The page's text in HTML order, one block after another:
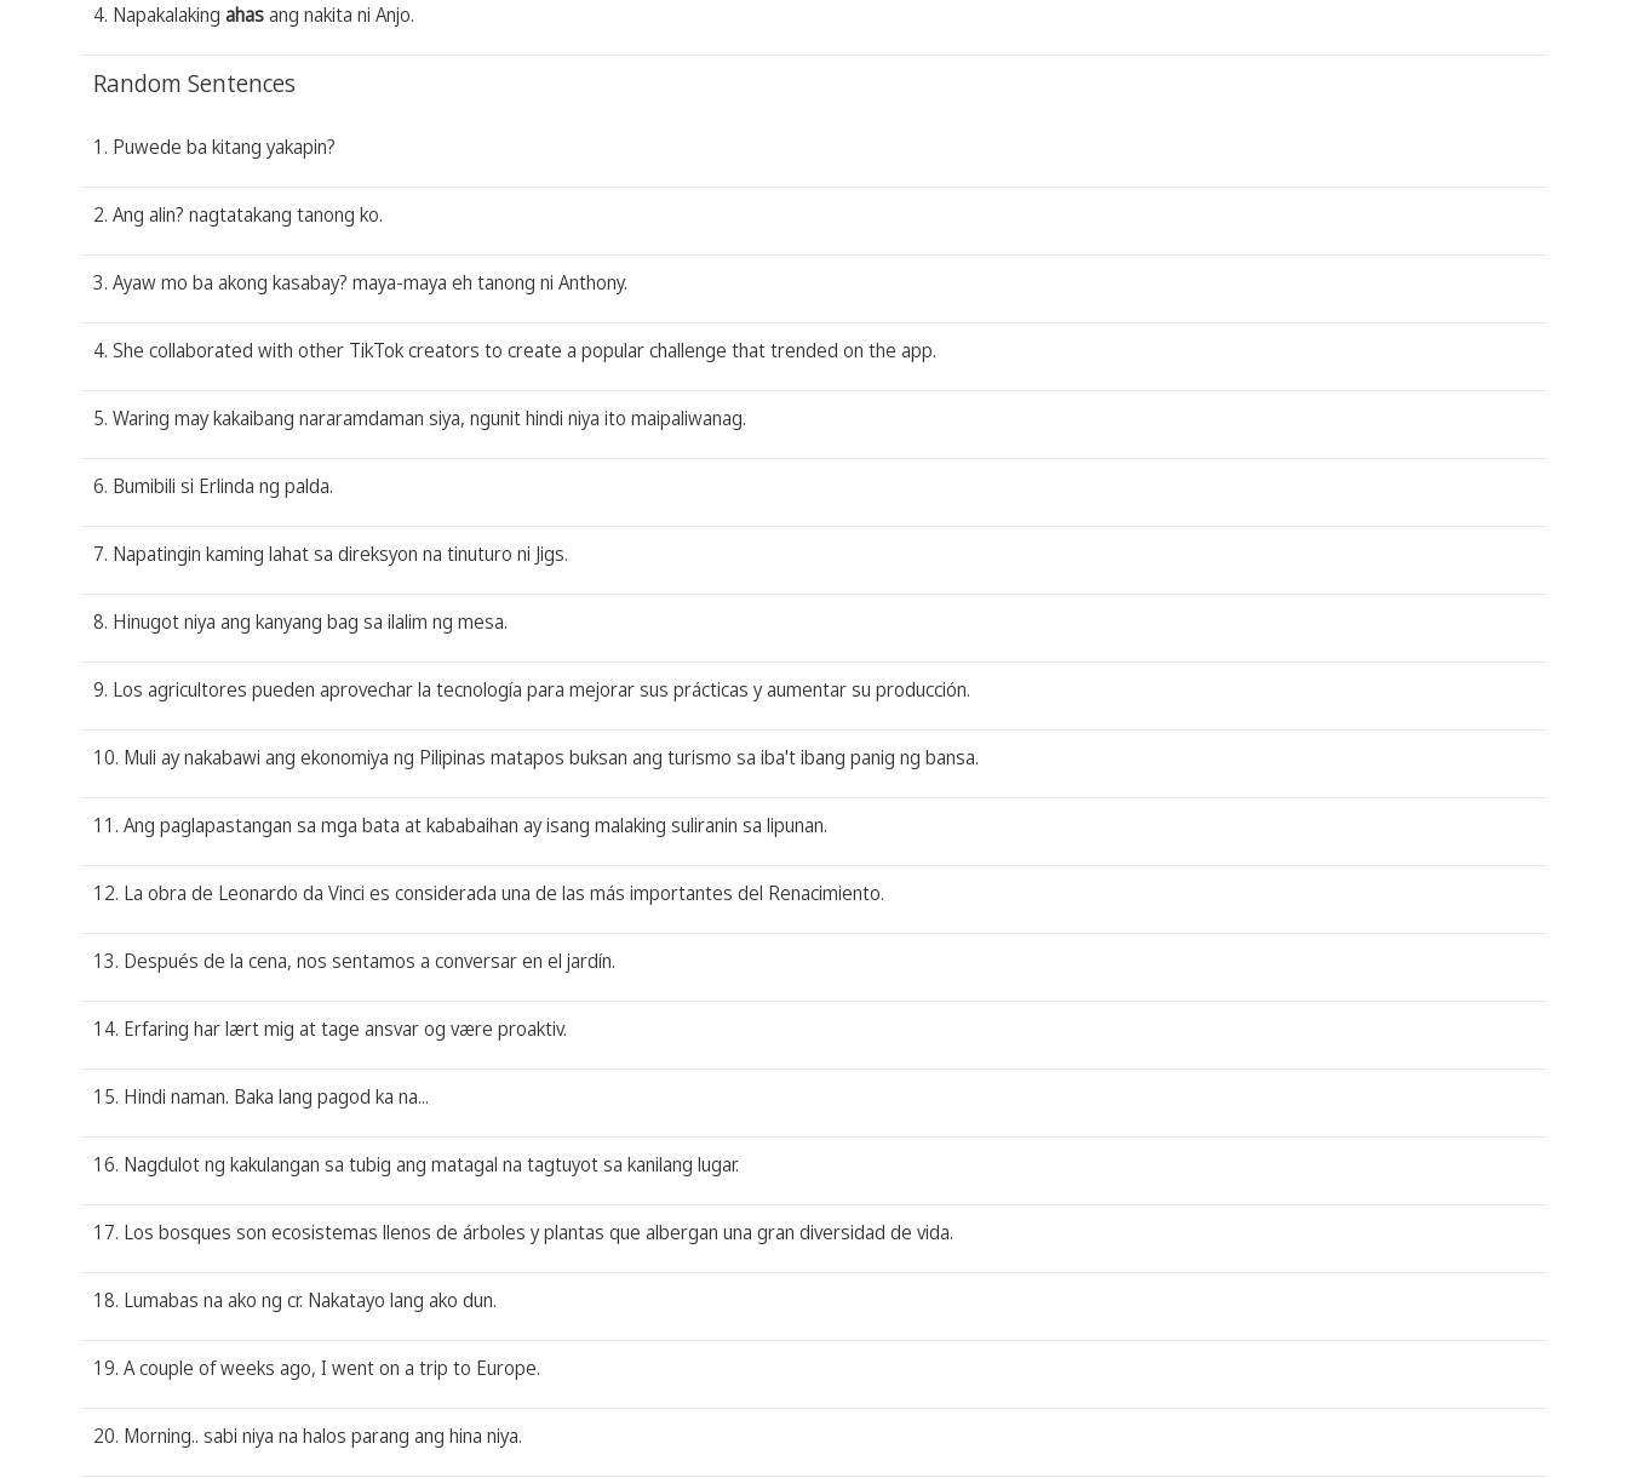
4. Napakalaking ahasang nakita ni Anjo.
Random Sentences
1. Puwede ba kitang yakapin?
2. Ang alin? nagtatakang tanong ko.
3. Ayaw mo ba akong kasabay? maya-maya eh tanong ni Anthony.
4. She collaborated with other TikTok creators to create a popular challenge that trended on the app.
5. Waring may kakaibang nararamdaman siya, ngunit hindi niya ito maipaliwanag.
6. Bumibili si Erlinda ng palda.
7. Napatingin kaming lahat sa direksyon na tinuturo ni Jigs.
8. Hinugot niya ang kanyang bag sa ilalim ng mesa.
9. Los agricultores pueden aprovechar la tecnología para mejorar sus prácticas y aumentar su producción.
10. Muli ay nakabawi ang ekonomiya ng Pilipinas matapos buksan ang turismo sa iba't ibang panig ng bansa.
11. Ang paglapastangan sa mga bata at kababaihan ay isang malaking suliranin sa lipunan.
12. La obra de Leonardo da Vinci es considerada una de las más importantes del Renacimiento.
13. Después de la cena, nos sentamos a conversar en el jardín.
14. Erfaring har lært mig at tage ansvar og være proaktiv.
15. Hindi naman. Baka lang pagod ka na...
16. Nagdulot ng kakulangan sa tubig ang matagal na tagtuyot sa kanilang lugar.
17. Los bosques son ecosistemas llenos de árboles y plantas que albergan una gran diversidad de vida.
18. Lumabas na ako ng cr. Nakatayo lang ako dun.
19. A couple of weeks ago, I went on a trip to Europe.
20. Morning.. sabi niya na halos parang ang hina niya.